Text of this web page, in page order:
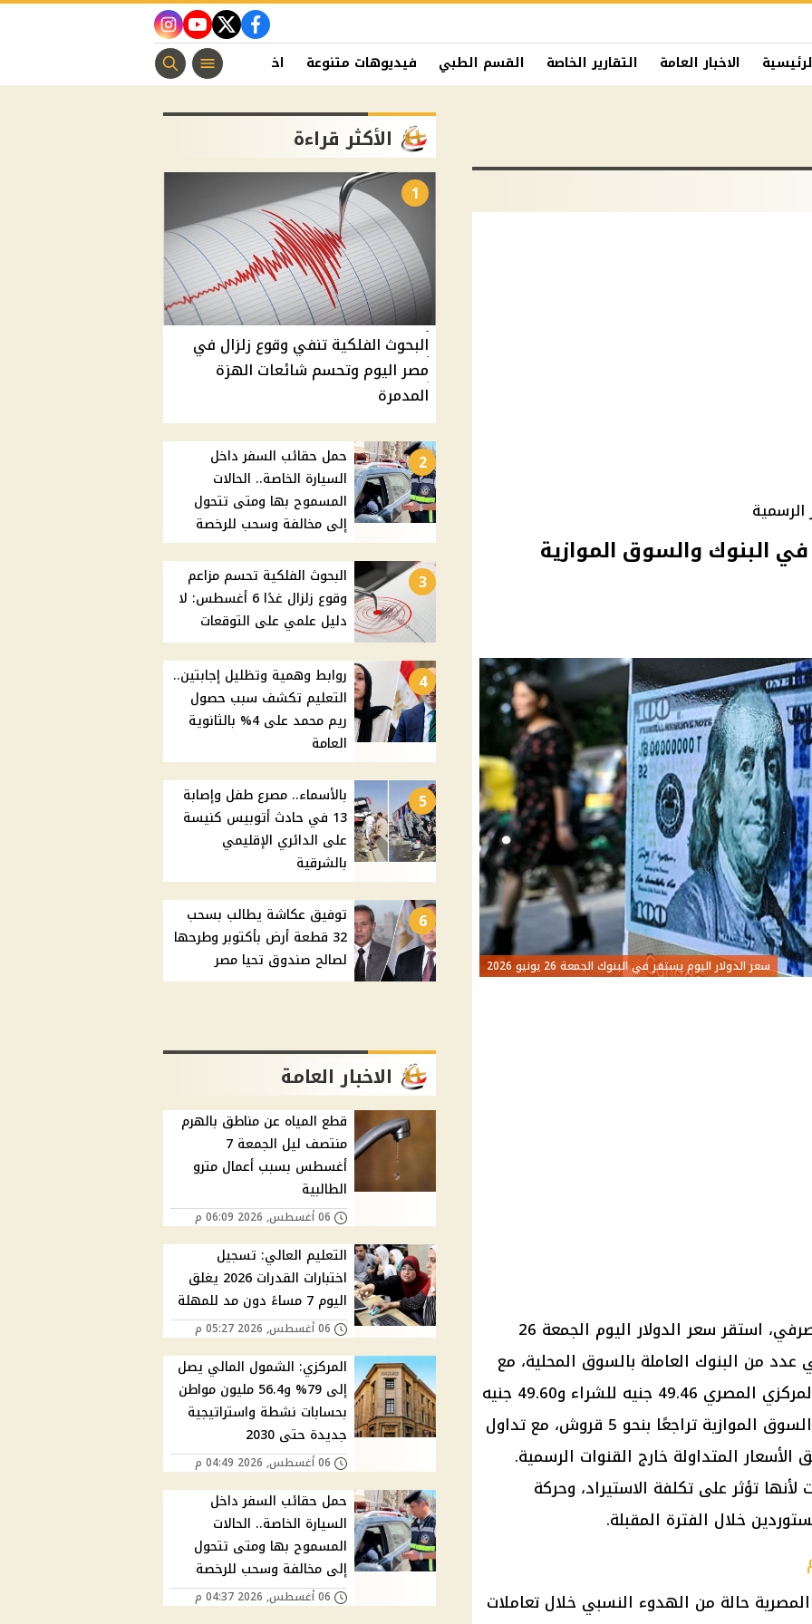
facebook
twitter
youtube
instagram
الاخبار العامة التقارير الخاصة القسم الطبي فيديوهات متنوعة اخبار الفن منوعات مسيحية
الرسمية
البنوك والسوق الموازية
سعر الدولار اليوم يستقر في البنوك الجمعة 26 يونيو 2026
، استقرسعر الدولار اليوم
الجمعة 26
من البنوك العاملة بالسوق المحلية، مع
المصري
49.46 جنيه للشراء و49.60 جنيه
السوق الموازية تراجعًا بنحو 5 قروش، مع تداول
جنيه وفق الأسعار المتداولة خارج القنوات الرسمية.
تؤثر على تكلفة الاستيراد، وحركة
خلال الفترة المقبلة.
حالة من الهدوء النسبي خلال تعاملات
الأكثر قراءة
1
البحوث الفلكية تنفي وقوع زلزال في
مصر اليوم وتحسم شائعات الهزة
المدمرة
2
حمل حقائب السفر داخل
السيارة الخاصة.. الحالات
المسموح بها ومتى تتحول
إلى مخالفة وسحب للرخصة
3
البحوث الفلكية تحسم مزاعم
وقوع زلزال غدًا 6 أغسطس: لا
دليل علمي على التوقعات
4
روابط وهمية وتظليل إجابتين..
التعليم تكشف سبب حصول
ريم محمد على 4% بالثانوية
العامة
5
بالأسماء.. مصرع طفل وإصابة
13 في حادث أتوبيس كنيسة
على الدائري الإقليمي
بالشرقية
6
توفيق عكاشة يطالب بسحب
32 قطعة أرض بأكتوبر وطرحها
لصالح صندوق تحيا مصر
الاخبار العامة
قطع المياه عن مناطق بالهرم
منتصف ليل الجمعة 7
أغسطس بسبب أعمال مترو
الطالبية
06 أغسطس, 2026 06:09 م
التعليم العالي: تسجيل
اختبارات القدرات 2026 يغلق
اليوم 7 مساءً دون مد للمهلة
06 أغسطس, 2026 05:27 م
المركزي: الشمول المالي يصل
إلى 79% و56.4 مليون مواطن
بحسابات نشطة واستراتيجية
جديدة حتى 2030
06 أغسطس, 2026 04:49 م
حمل حقائب السفر داخل
السيارة الخاصة.. الحالات
المسموح بها ومتى تتحول
إلى مخالفة وسحب للرخصة
06 أغسطس, 2026 04:37 م